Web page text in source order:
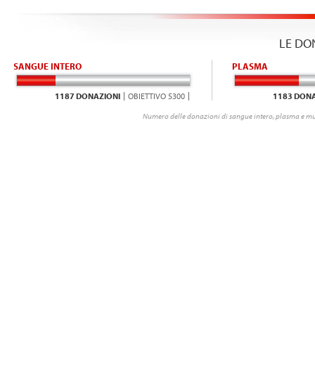
LE
SANGUE INTERO
1187 DONAZIONI OBIETTIVO 5300
PLASMA
1183
Numero delle donazioni di sangue intero, plasma e